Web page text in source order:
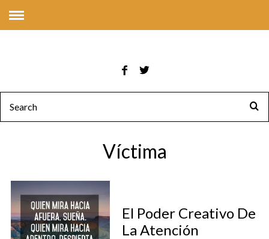
Víctima
El Poder Creativo De
La Atención